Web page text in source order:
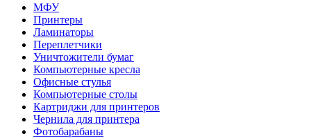
МФУ
Принтеры
Ламинаторы
Переплетчики
Уничтожители бумаг
Компьютерные кресла
Офисные стулья
Компьютерные столы
Картриджи для принтеров
Чернила для принтера
Фотобарабаны